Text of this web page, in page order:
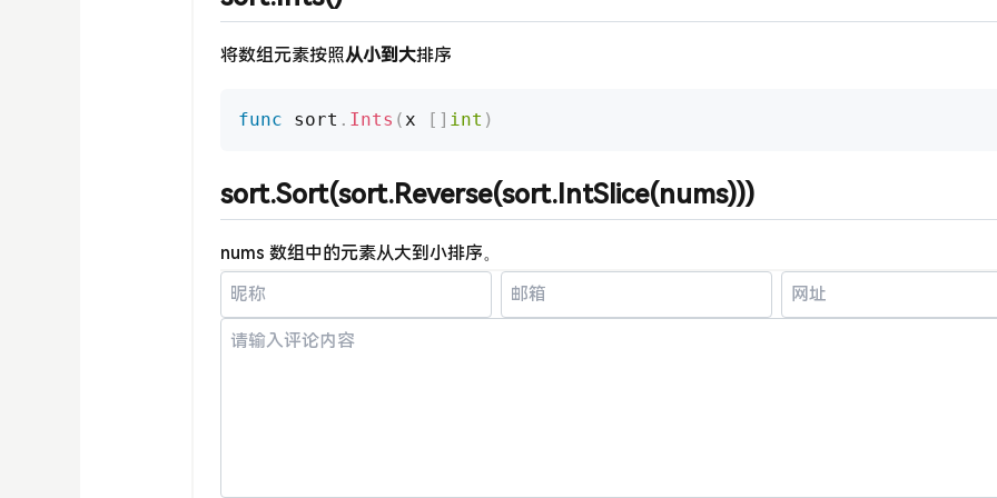
将数组元素按照从小到大排序
func sort . Ints (x [ ] int )
sort.Sort(sort.Reverse(sort.IntSlice(nums)))
nums 数组中的元素从大到小排序。